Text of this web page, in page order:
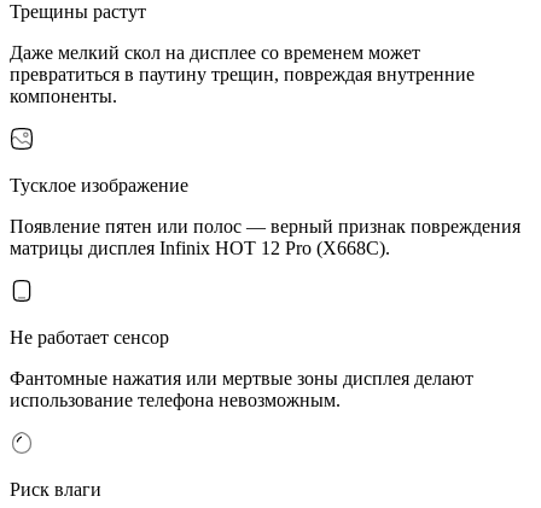
Трещины растут
Даже мелкий скол на дисплее со временем может
превратиться в паутину трещин, повреждая внутренние
компоненты.
Тусклое изображение
Появление пятен или полос — верный признак повреждения
матрицы дисплея Infinix HOT 12 Pro (X668C).
Не работает сенсор
Фантомные нажатия или мертвые зоны дисплея делают
использование телефона невозможным.
Риск влаги